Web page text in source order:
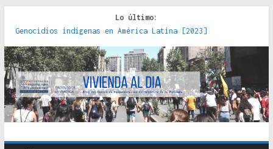
Lo último:
Genocidios indígenas en América Latina [2023]
Estudios sobre la espacialización de los Estados :
políticas, prácticas y representaciones [2022]
Donde el pedernal choca con el acero : hacia una teoría
crítica de las fronteras latinoamericanas [2020]
Criterios técnicos para una vivienda adecuada [2019]
Red de consultorios de la Caja del Seguro Obrero en
Santiago : un patrimonio emblemático [2014]